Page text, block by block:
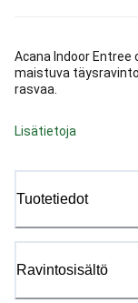
Acana Indoor
maistuva
rasvaa.
Lisätietoja
Tuotetiedot
Ravintosisältö